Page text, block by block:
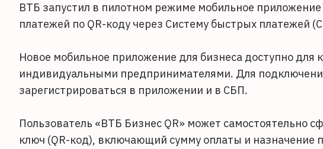
ВТБ запустил в пилотном режиме мобильное
платежей по QR-коду через Систему быстрых платежей
Новое мобильное приложение для бизнеса доступно для
индивидуальными предпринимателями. Для
зарегистрироваться в приложении и в СБП.
Пользователь «ВТБ Бизнес QR» может самостоятельно
ключ (QR-код), включающий сумму оплаты и назначение